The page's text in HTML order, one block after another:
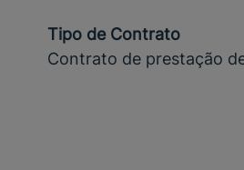
Tipo de Contrato
Contrato de prestação